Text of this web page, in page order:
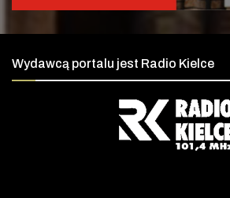
Wydawcą portalu jest Radio Kielce